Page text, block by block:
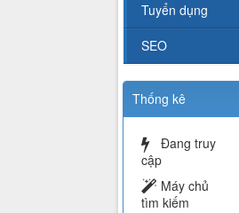
Tuyển dụng
SEO
Thống kê
Đang truy
cập
Máy chủ
tìm kiếm